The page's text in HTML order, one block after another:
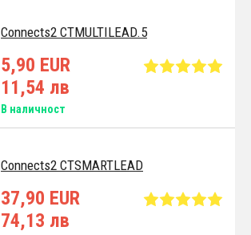
Connects2 CTMULTILEAD.5
5,90 EUR
11,54 лв
В наличност
Connects2 CTSMARTLEAD
37,90 EUR
74,13 лв